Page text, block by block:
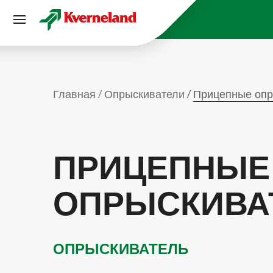
Главная Опрыскиватели Прицепные
ПРИЦЕПНЫЕ
ОПРЫСКИВАТЕЛЬ
Панель управления cookies